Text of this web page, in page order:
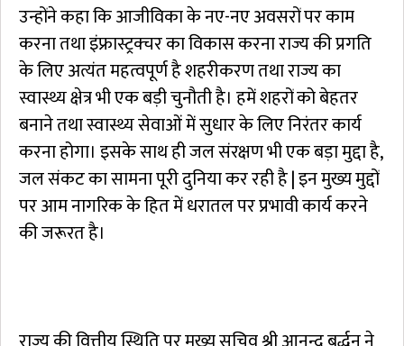
उन्होंने कहा कि आजीविका के नए-नए अवसरों पर काम
करना तथा इंफ्रास्ट्रक्चर का विकास करना राज्य की प्रगति
के लिए अत्यंत महत्वपूर्ण है शहरीकरण तथा राज्य का
स्वास्थ्य क्षेत्र भी एक बड़ी चुनौती है। हमें शहरों को बेहतर
बनाने तथा स्वास्थ्य सेवाओं में सुधार के लिए निरंतर कार्य
करना होगा। इसके साथ ही जल संरक्षण भी एक बड़ा मुद्दा है,
जल संकट का सामना पूरी दुनिया कर रही है | इन मुख्य मुद्दों
पर आम नागरिक के हित में धरातल पर प्रभावी कार्य करने
की जरूरत है।